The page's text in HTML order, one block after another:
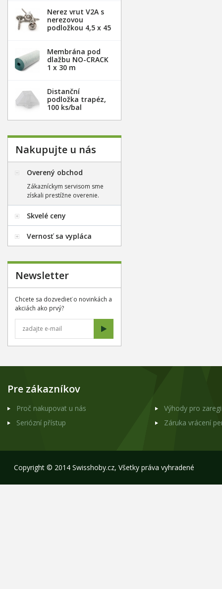
Nerez vrut V2A s
nerezovou
podložkou 4,5 x 45
Membrána pod
dlažbu NO-CRACK
1 x 30 m
Distanční
podložka trapéz,
100 ks/bal
Nakupujte u nás
Overený obchod
Zákazníckym servisom sme
získali prestížne overenie.
Skvelé ceny
Vernosť sa vypláca
Newsletter
Chcete sa dozvedieť o novinkách a
akciách ako prvý?
Pre zákazníkov
Proč nakupovat u nás
Výhody pro
Seriózní přístup
Záruka vrácení
Copyright © 2014 Swisshoby.cz, Všetky práva vyhradené